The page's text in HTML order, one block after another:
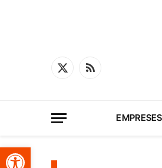
Obre la barra d'eines
X
RSS